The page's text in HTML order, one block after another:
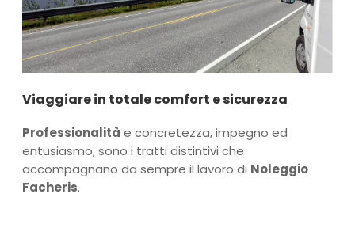
Viaggiare in totale comfort e sicurezza
Professionalità e concretezza, impegno ed
entusiasmo, sono i tratti distintivi che
accompagnano da sempre il lavoro di Noleggio
Facheris.